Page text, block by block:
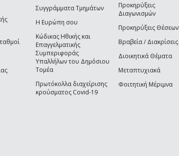
Συγγράμματα Τμημάτων
Η Ευρώπη σου
Κώδικας Ηθικής και
Επαγγελματικής
Συμπεριφοράς
Υπαλλήλων του Δημόσιου
Τομέα
Πρωτόκολλα διαχείρισης
κρούσματος Covid-19
Προκηρύξεις
Διαγωνισμών
Προκηρύξεις Θέσεων
Βραβεία / Διακρίσεις
Διοικητικά Θέματα
Μεταπτυχιακά
Φοιτητική Μέριμνα